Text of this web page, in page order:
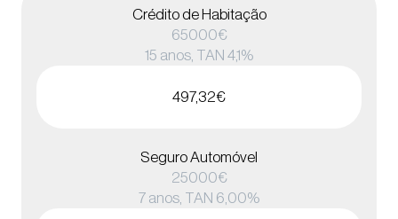
Crédito de Habitação
65000€
15 anos, TAN 4,1%
497,32€
Seguro Automóvel
25000€
7 anos, TAN 6,00%